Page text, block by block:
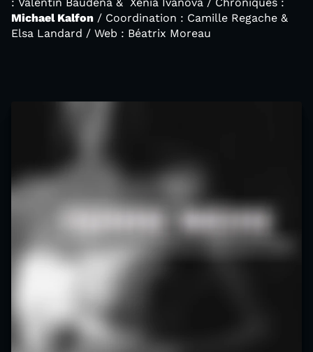
Michael Kalfon / Coordination : Camille Regache &
Elsa Landard / Web : Béatrix Moreau